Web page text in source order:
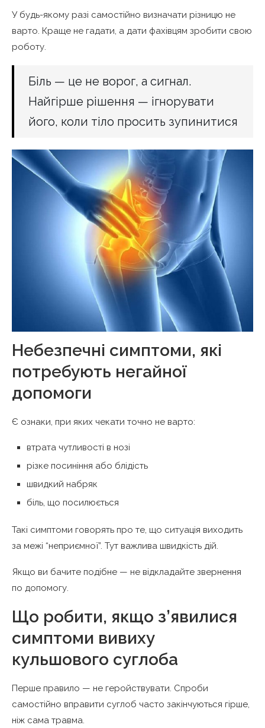
У будь-якому разі самостійно визначати різницю не
варто. Краще не гадати, а дати фахівцям зробити свою
роботу.
Біль — це не ворог, а сигнал.
Найгірше рішення — ігнорувати
його, коли тіло просить зупинитися
Небезпечні симптоми, які
потребують негайної
допомоги
Є ознаки, при яких чекати точно не варто:
втрата чутливості в нозі
різке посиніння або блідість
швидкий набряк
біль, що посилюється
Такі симптоми говорять про те, що ситуація виходить
за межі “неприємної”. Тут важлива швидкість дій.
Якщо ви бачите подібне — не відкладайте звернення
по допомогу.
Що робити, якщо з’явилися
симптоми вивиху
кульшового суглоба
Перше правило — не геройствувати. Спроби
самостійно вправити суглоб часто закінчуються гірше,
ніж сама травма.